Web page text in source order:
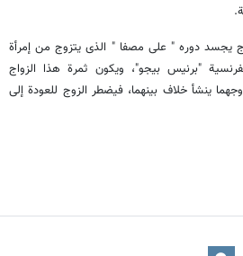
یجسد دوره " على مصفا " الذی یتزوج من إمرأة
"برنیس بیجو"، ویکون ثمرة هذا الزواج
ینشأ خلاف بینهما، فیضطر الزوج للعودة إلى